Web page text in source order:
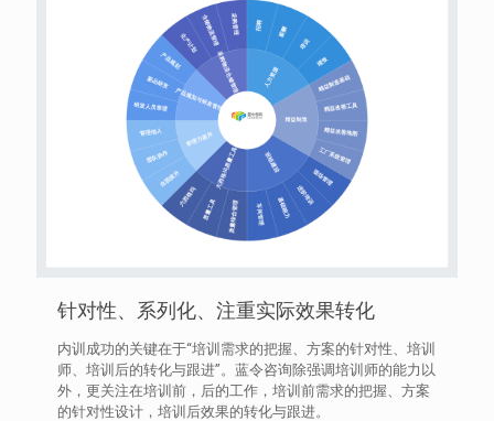
针对性、系列化、注重实际效果转化
内训成功的关键在于“培训需求的把握、方案的针对性、培训
师、培训后的转化与跟进”。蓝令咨询除强调培训师的能力以
外，更关注在培训前，后的工作，培训前需求的把握、方案
的针对性设计，培训后效果的转化与跟进。